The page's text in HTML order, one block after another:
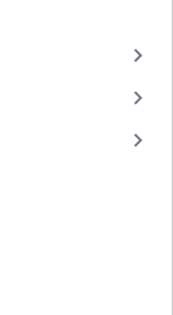
keyboard_arrow_right
keyboard_arrow_right
keyboard_arrow_right